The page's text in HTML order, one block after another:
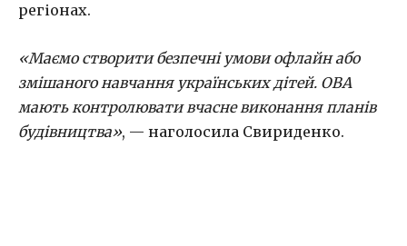
регіонах.
«Маємо створити безпечні умови офлайн або
змішаного навчання українських дітей. ОВА
мають контролювати вчасне виконання планів
будівництва», — наголосила Свириденко.